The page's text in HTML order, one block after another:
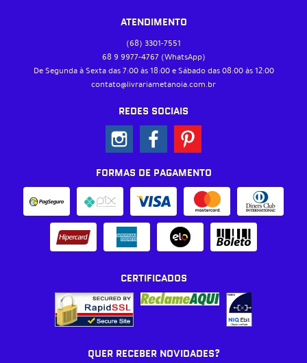
ATENDIMENTO
(68) 3301-7551
68 9 9977-4767 (WhatsApp)
De Segunda à Sexta das 7:00 às 18:00 e Sábado das 08:00 às 12:00
contato@livrariametanoia.com.br
REDES SOCIAIS
FORMAS DE PAGAMENTO
CERTIFICADOS
QUER RECEBER NOVIDADES?